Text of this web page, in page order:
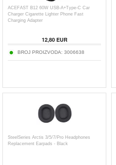
ACEFAST B12 60W USB-A+Type-C Car
Charger Cigarette Lighter Phone Fast
Charging Adapter
12,80EUR
BROJ PROIZVODA: 3006638
SteelSeries Arctis 3/5/7/Pro Headphones
Replacement Earpads - Black